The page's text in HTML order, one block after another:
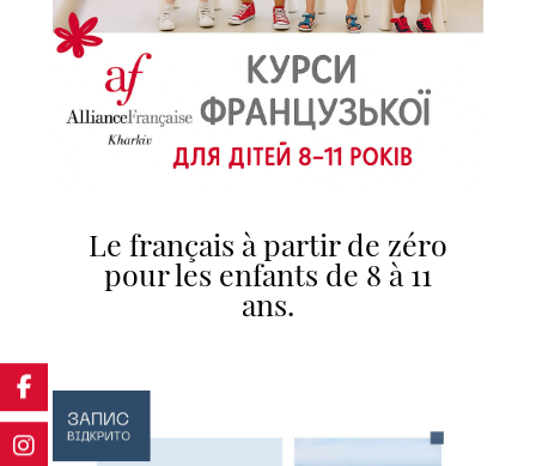
Le français à partir de zéro
pour les enfants de 8 à 11
ans.